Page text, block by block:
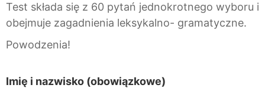
Test składa się z 60 pytań jednokrotnego wyboru i
obejmuje zagadnienia leksykalno- gramatyczne.
Powodzenia!
Imię i nazwisko (obowiązkowe)